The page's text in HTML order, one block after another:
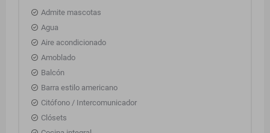
Admite mascotas
Agua
Aire acondicionado
Amoblado
Balcón
Barra estilo americano
Citófono / Intercomunicador
Clósets